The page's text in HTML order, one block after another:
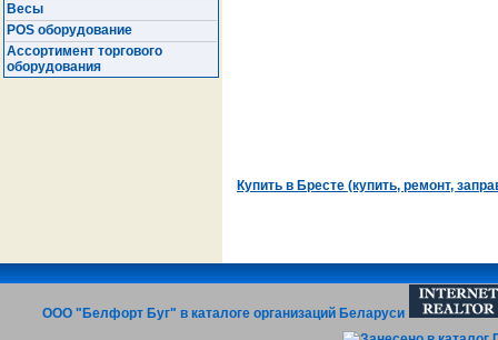
Весы
POS оборудование
Ассортимент торгового
оборудования
Купить в Бресте (купить, ремонт,
ООО "Белфорт Буг" в каталоге организаций Беларуси